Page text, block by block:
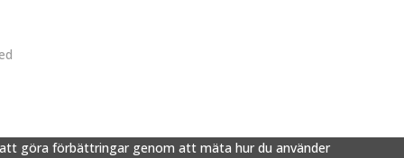
att göra förbättringar genom att mäta hur du använder